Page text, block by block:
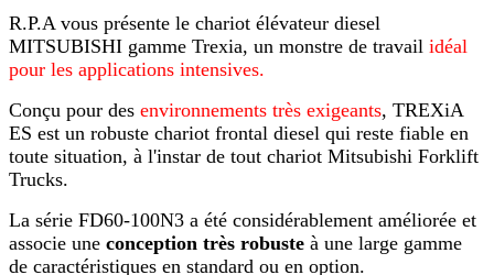
R.P.A vous présente le chariot élévateur diesel
MITSUBISHI gamme Trexia, un monstre de travail idéal
pour les applications intensives.
Conçu pour des environnements très exigeants, TREXiA
ES est un robuste chariot frontal diesel qui reste fiable en
toute situation, à l'instar de tout chariot Mitsubishi Forklift
Trucks.
La série FD60-100N3 a été considérablement améliorée et
associe une conception très robuste à une large gamme
de caractéristiques en standard ou en option.